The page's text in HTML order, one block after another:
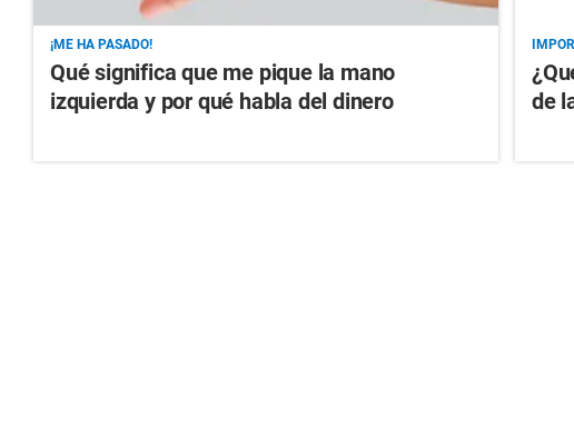
¡ME HA PASADO!
Qué significa que me pique la mano
izquierda y por qué habla del dinero
de